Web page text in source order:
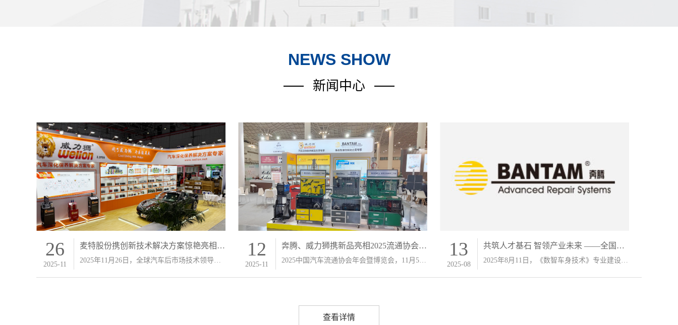
NEWS SHOW
新闻中心
26
2025-11
麦特股份携创新技术解决方案惊艳亮相
2025上海法兰克福汽配展
2025年11月26日，全球汽车后市场技术领导者
12
2025-11
奔腾、威力狮携新品亮相2025流通协会年
会！
2025中国汽车流通协会年会暨博览会，11月5-7
13
2025-08
共筑人才基石 智领产业未来 ——全国
《数智车身技术》专业建设校长交流会圆
满落幕
2025年8月11日，《数智车身技术》专业建设校
查看详情